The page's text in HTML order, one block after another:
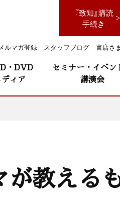
『致知』購読
手続き
ルマガ登録 スタッフブログ 書店さ
・DVD
ィア
セミナー・イベン
講演会
が教える